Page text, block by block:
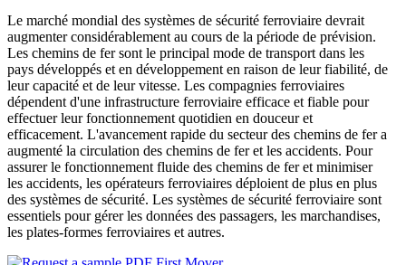
Le marché mondial des systèmes de sécurité ferroviaire devrait
augmenter considérablement au cours de la période de prévision.
Les chemins de fer sont le principal mode de transport dans les
pays développés et en développement en raison de leur fiabilité, de
leur capacité et de leur vitesse. Les compagnies ferroviaires
dépendent d'une infrastructure ferroviaire efficace et fiable pour
effectuer leur fonctionnement quotidien en douceur et
efficacement. L'avancement rapide du secteur des chemins de fer a
augmenté la circulation des chemins de fer et les accidents. Pour
assurer le fonctionnement fluide des chemins de fer et minimiser
les accidents, les opérateurs ferroviaires déploient de plus en plus
des systèmes de sécurité. Les systèmes de sécurité ferroviaire sont
essentiels pour gérer les données des passagers, les marchandises,
les plates-formes ferroviaires et autres.